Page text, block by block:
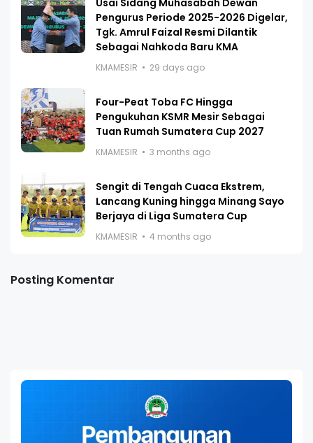
Pengurus Periode 2025-2026 Digelar,
Tgk. Amrul Faizal Resmi Dilantik
Sebagai Nahkoda Baru KMA
KMAMESIR 29 days ago
Four-Peat Toba FC Hingga
Pengukuhan KSMR Mesir Sebagai
Tuan Rumah Sumatera Cup 2027
KMAMESIR 3 months ago
Sengit di Tengah Cuaca Ekstrem,
Lancang Kuning hingga Minang Sayo
Berjaya di Liga Sumatera Cup
KMAMESIR 4 months ago
Posting Komentar